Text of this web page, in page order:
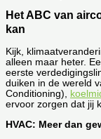
Het ABC van
kan
Kijk,
alleen maar heter.
eerste
duiken in de wereld
Conditioning),
ervoor zorgen dat jij
HVAC: Meer dan